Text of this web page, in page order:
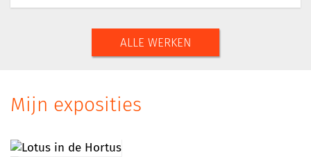
ALLE WERKEN
Mijn exposities